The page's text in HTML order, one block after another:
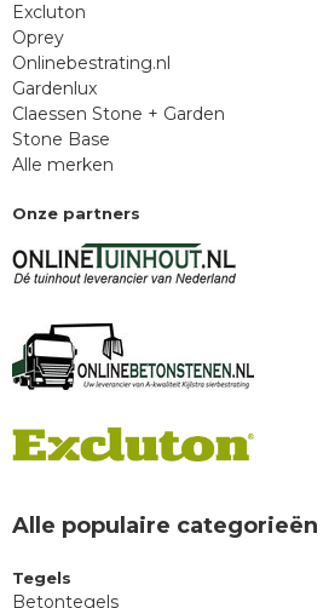
Excluton
Oprey
Onlinebestrating.nl
Gardenlux
Claessen Stone + Garden
Stone Base
Alle merken
Onze partners
Alle populaire categorieën
Tegels
Betontegels